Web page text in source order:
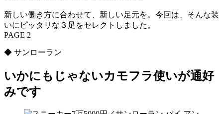
新しい働き方に合わせて、新しい足元を。今回は、そんな装
いにピッタリな３足をセレクトしました。
PAGE 2
◆ サンローラン
いかにもじゃないカモフラ使いが通好
みです